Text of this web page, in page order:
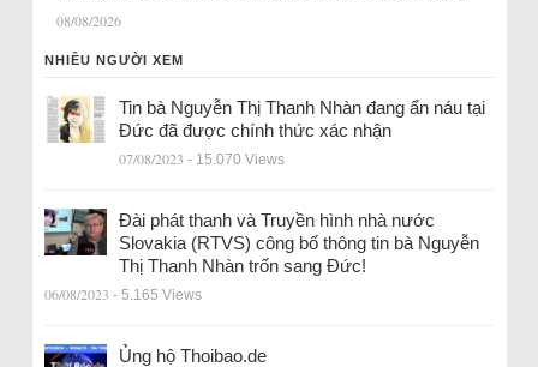
08/08/2026
NHIỀU NGƯỜI XEM
Tin bà Nguyễn Thị Thanh Nhàn đang ẩn náu tại
Đức đã được chính thức xác nhận
07/08/2023 - 15.070 Views
Đài phát thanh và Truyền hình nhà nước
Slovakia (RTVS) công bố thông tin bà Nguyễn
Thị Thanh Nhàn trốn sang Đức!
06/08/2023 - 5.165 Views
Ủng hộ Thoibao.de